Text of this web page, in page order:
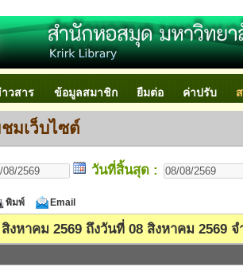
วสาร ข้อมูลสมาชิก ยืมต่อ ค่าปรับ
มเว็บไซต์
วันที่สิ้นสุด :
พิมพ์ Email
งหาคม 2569 ถึงวันที่ 08 สิงหาคม 2569